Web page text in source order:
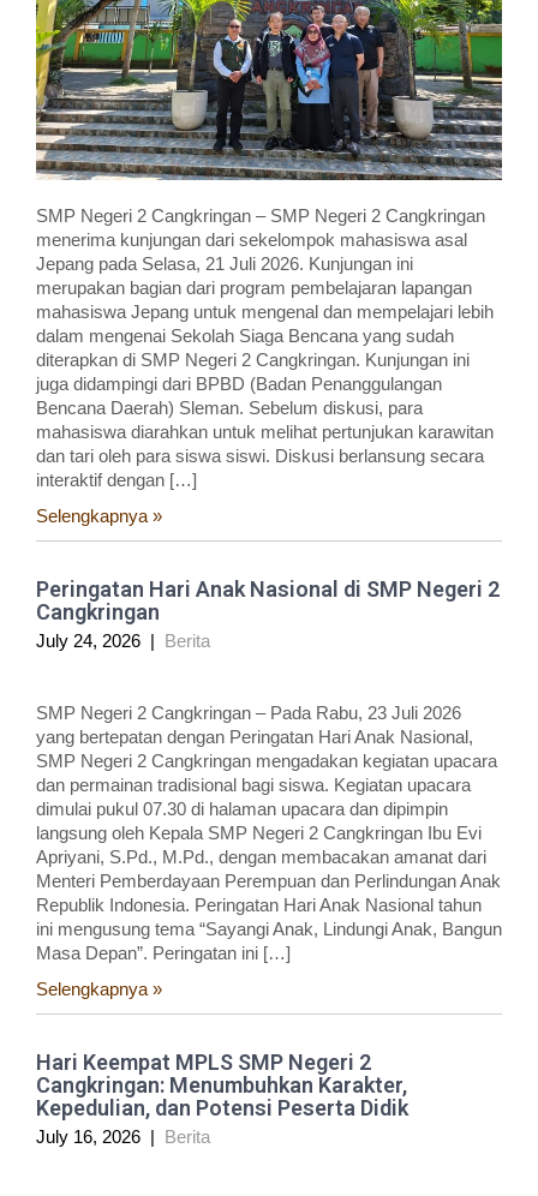
SMP Negeri 2 Cangkringan – SMP Negeri 2 Cangkringan
menerima kunjungan dari sekelompok mahasiswa asal
Jepang pada Selasa, 21 Juli 2026. Kunjungan ini
merupakan bagian dari program pembelajaran lapangan
mahasiswa Jepang untuk mengenal dan mempelajari lebih
dalam mengenai Sekolah Siaga Bencana yang sudah
diterapkan di SMP Negeri 2 Cangkringan. Kunjungan ini
juga didampingi dari BPBD (Badan Penanggulangan
Bencana Daerah) Sleman. Sebelum diskusi, para
mahasiswa diarahkan untuk melihat pertunjukan karawitan
dan tari oleh para siswa siswi. Diskusi berlansung secara
interaktif dengan […]
Selengkapnya »
Peringatan Hari Anak Nasional di SMP Negeri 2
Cangkringan
July 24, 2026 | Berita
SMP Negeri 2 Cangkringan – Pada Rabu, 23 Juli 2026
yang bertepatan dengan Peringatan Hari Anak Nasional,
SMP Negeri 2 Cangkringan mengadakan kegiatan upacara
dan permainan tradisional bagi siswa. Kegiatan upacara
dimulai pukul 07.30 di halaman upacara dan dipimpin
langsung oleh Kepala SMP Negeri 2 Cangkringan Ibu Evi
Apriyani, S.Pd., M.Pd., dengan membacakan amanat dari
Menteri Pemberdayaan Perempuan dan Perlindungan Anak
Republik Indonesia. Peringatan Hari Anak Nasional tahun
ini mengusung tema “Sayangi Anak, Lindungi Anak, Bangun
Masa Depan”. Peringatan ini […]
Selengkapnya »
Hari Keempat MPLS SMP Negeri 2
Cangkringan: Menumbuhkan Karakter,
Kepedulian, dan Potensi Peserta Didik
July 16, 2026 | Berita